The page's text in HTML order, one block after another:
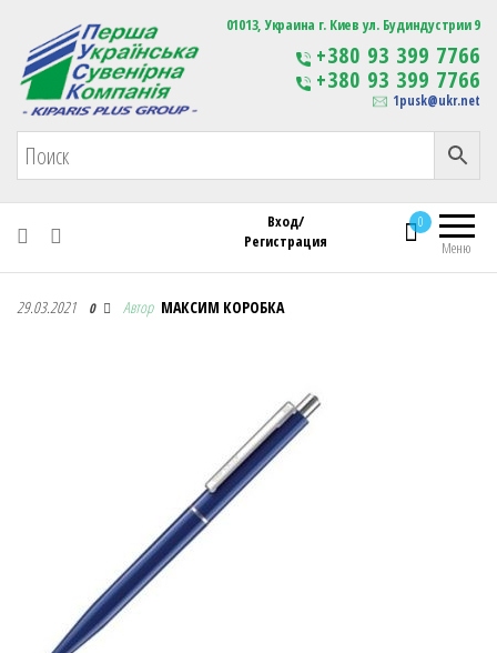
Первая Украинская Сувенирная Компания Изготовление
сувенирной продукции
с логотипом
01013, Украина г. Киев ул. Будиндустрии 9
+380 93 399 7766
+380 93 399 7766
1pusk@ukr.net
Меню
0
Вход/
Регистрация
Первая Украинская Сувенирная Компания
29.03.2021 0 Автор МАКСИМ КОРОБКА